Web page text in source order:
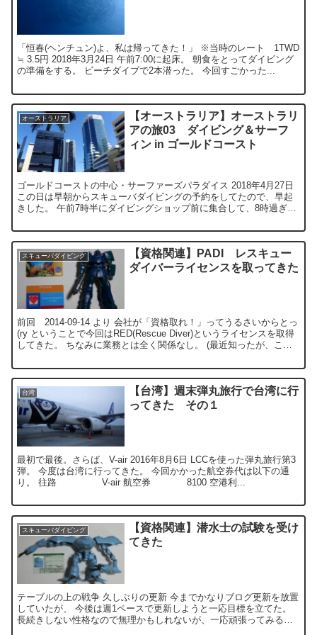
「恒春(ヘンチュン)よ、私は帰ってきた！」 ※当時のレート 1TWD
≒ 3.5円 2018年3月24日 午前7:00に起床。 朝食をとってダイビング
の準備をする。 ビーチダイブで2本潜った。 今回すごかった...
オーストラリア
【オーストラリア】オーストラリ
アの旅03 ダイビング＆サーフ
ィン in ゴールドコースト
ゴールドコーストの中心・サーファーズパラダイス 2018年4月27日
この日は早朝からスキューバダイビングの予約をしてたので、早起
きした。 午前7時半にダイビングショップ前に集合して、8時過ぎか
スキューバダイビング
【資格関連】PADI レスキュー
ダイバーライセンスを取ってきた
前回 2014-09-14 より 会社が「資格取れ！」ってうるさいからとっ
(ry ということで今回はRED(Rescue Diver)というライセンスを取得
してきた。 ちなみに業務とは全く関係なし。 (最近知ったが、こ
台湾
【台湾】週末弾丸旅行で台湾に行
ってきた その１
最初で最後。さらば、V-air 2016年8月6日 LCCを使った弾丸旅行第3
弾。 今度は台湾に行ってきた。 今回かかった航空券代は以下の通
り。 往路 V-air 航空券 8100 空港利...
スキューバダイビング
【資格関連】潜水士の試験を受け
てきた
テーブルの上の戦争 久しぶりの更新 今までかなりブログ更新を放置
していたが、 今後は週1ペースで更新しようと一応目標を立てた。
長続きしない性格なので無理かもしれないが、一応頑張ってみる。